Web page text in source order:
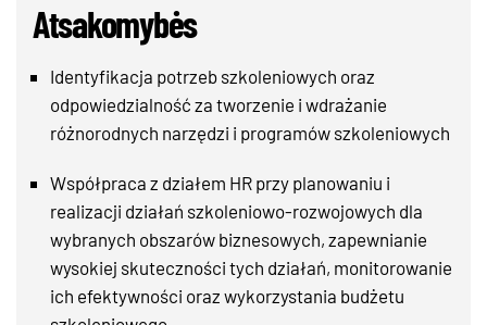
Atsakomybės
Identyfikacja potrzeb szkoleniowych oraz
odpowiedzialność za tworzenie i wdrażanie
różnorodnych narzędzi i programów szkoleniowych
Współpraca z działem HR przy planowaniu i
realizacji działań szkoleniowo-rozwojowych dla
wybranych obszarów biznesowych, zapewnianie
wysokiej skuteczności tych działań, monitorowanie
ich efektywności oraz wykorzystania budżetu